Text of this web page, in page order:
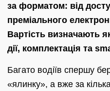
за форматом: від
преміального
Вартість визначають
дії, комплектація та
Багато водіїв спершу
«ялинку», а вже за